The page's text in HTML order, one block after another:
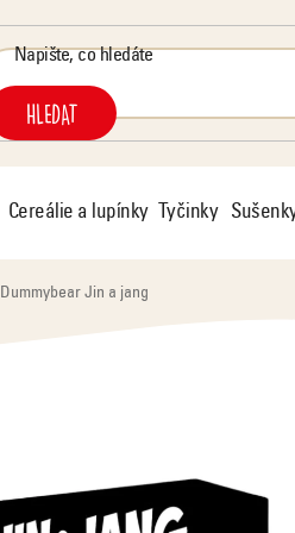
HLEDAT
Cereálie a lupínky Tyčinky
Dummybear Jin a jang